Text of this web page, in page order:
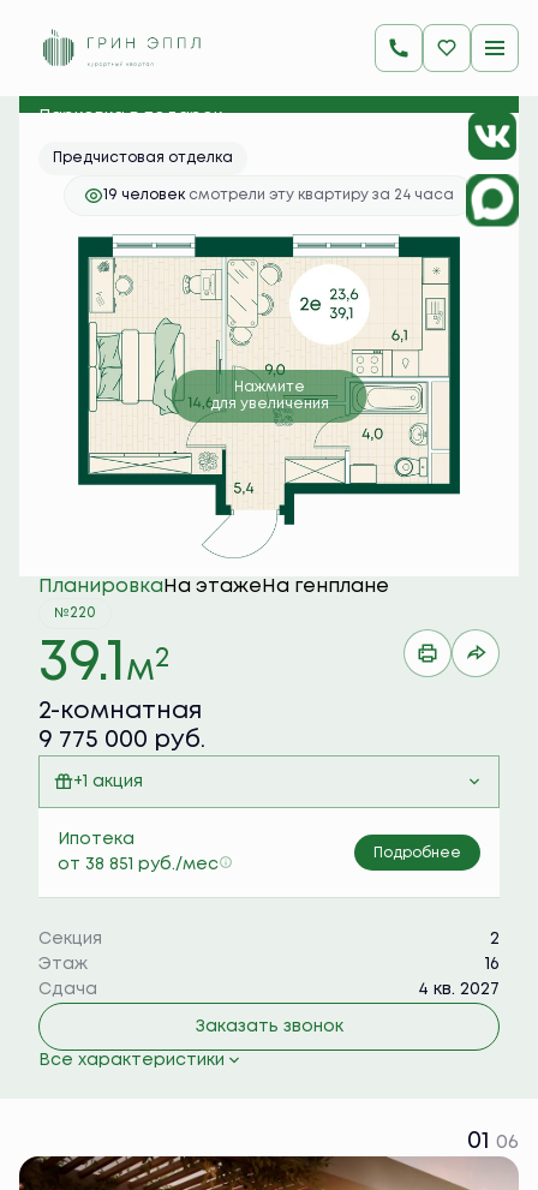
2-комнатная 39.1 м
9 775 000 руб.
Ипотека от 38 851 руб./мес.
Парковка в подарок
Предчистовая отделка
19 человек смотрели эту квартиру за 24 часа
Нажмите
для увеличения
Планировка На этаже На генплане
№220
39.1 м2
2-комнатная
9 775 000 руб.
+1 акция
Ипотека
от 38 851 руб./мес
Подробнее
Секция
2
Этаж
16
Сдача
4 кв. 2027
Заказать звонок
Все характеристики
01 06